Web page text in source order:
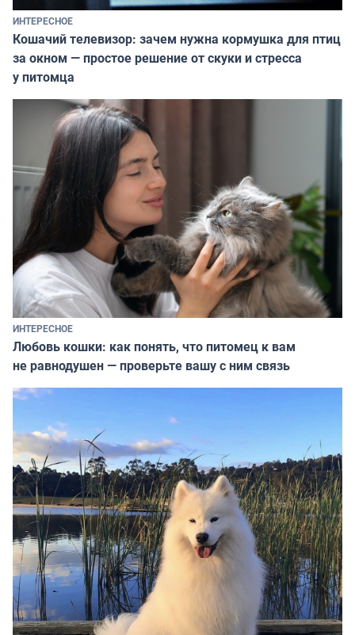
ИНТЕРЕСНОЕ
Кошачий телевизор: зачем нужна кормушка для птиц
за окном — простое решение от скуки и стресса
у питомца
ИНТЕРЕСНОЕ
Любовь кошки: как понять, что питомец к вам
не равнодушен — проверьте вашу с ним связь